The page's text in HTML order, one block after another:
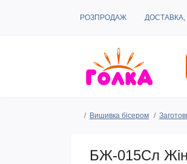
РОЗПРОДАЖ ДОСТАВКА,
Вишивка бісером
БЖ-015Сл